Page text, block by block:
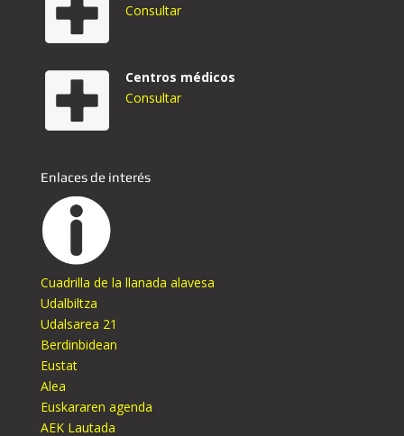
Consultar
Centros médicos
Consultar
Enlaces de interés
Cuadrilla de la llanada alavesa
Udalbiltza
Udalsarea 21
Berdinbidean
Eustat
Alea
Euskararen agenda
AEK Lautada